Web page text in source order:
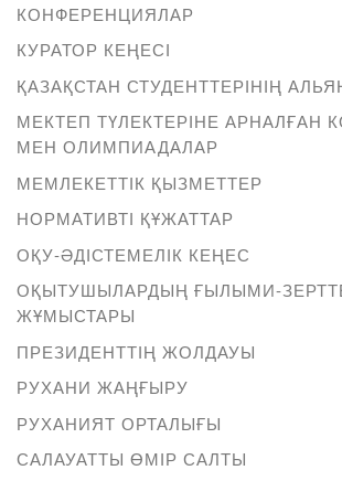
КОНФЕРЕНЦИЯЛАР
КУРАТОР КЕҢЕСІ
ҚАЗАҚСТАН СТУДЕНТТЕРІНІҢ
МЕКТЕП ТҮЛЕКТЕРІНЕ АРНАЛҒАН
МЕН ОЛИМПИАДАЛАР
МЕМЛЕКЕТТІК ҚЫЗМЕТТЕР
НОРМАТИВТІ ҚҰЖАТТАР
ОҚУ-ӘДІСТЕМЕЛІК КЕҢЕС
ОҚЫТУШЫЛАРДЫҢ ҒЫЛЫМИ-
ЖҰМЫСТАРЫ
ПРЕЗИДЕНТТІҢ ЖОЛДАУЫ
РУХАНИ ЖАҢҒЫРУ
РУХАНИЯТ ОРТАЛЫҒЫ
САЛАУАТТЫ ӨМІР САЛТЫ